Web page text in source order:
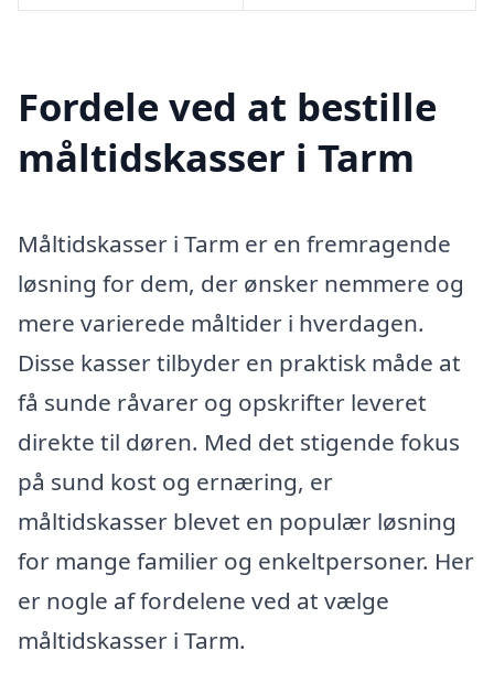
Fordele ved at bestille
måltidskasser i Tarm
Måltidskasser i Tarm er en fremragende
løsning for dem, der ønsker nemmere og
mere varierede måltider i hverdagen.
Disse kasser tilbyder en praktisk måde at
få sunde råvarer og opskrifter leveret
direkte til døren. Med det stigende fokus
på sund kost og ernæring, er
måltidskasser blevet en populær løsning
for mange familier og enkeltpersoner. Her
er nogle af fordelene ved at vælge
måltidskasser i Tarm.